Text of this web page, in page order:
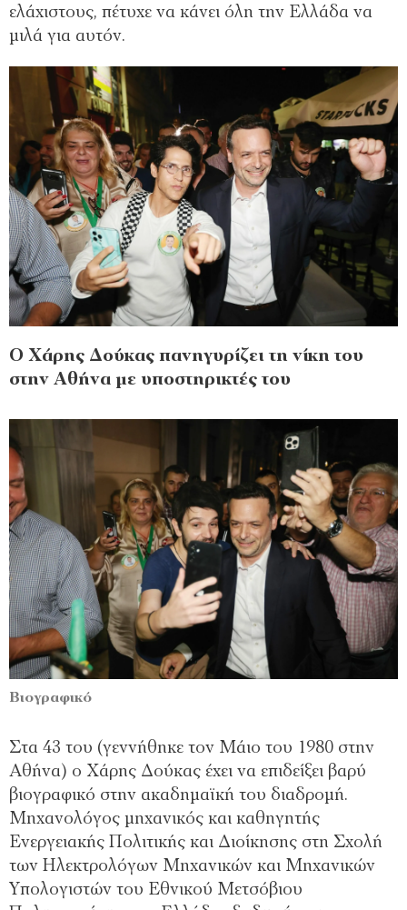
ελάχιστους, πέτυχε να κάνει όλη την Ελλάδα να
μιλά για αυτόν.
Ο Χάρης Δούκας πανηγυρίζει τη νίκη του
στην Αθήνα με υποστηρικτές του
Βιογραφικό
Στα 43 του (γεννήθηκε τον Μάιο του 1980 στην
Αθήνα) ο Χάρης Δούκας έχει να επιδείξει βαρύ
βιογραφικό στην ακαδημαϊκή του διαδρομή.
Μηχανολόγος μηχανικός και καθηγητής
Ενεργειακής Πολιτικής και Διοίκησης στη Σχολή
των Ηλεκτρολόγων Μηχανικών και Μηχανικών
Υπολογιστών του Εθνικού Μετσόβιου